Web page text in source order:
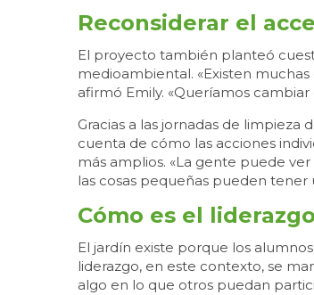
Reconsiderar el
El proyecto también planteó
medioambiental. «Existen
afirmó Emily. «Queríamos
Gracias a las jornadas de
cuenta de cómo las acciones
más amplios. «La gente puede
las cosas pequeñas pueden tener
Cómo es el liderazgo
El jardín existe porque los
liderazgo, en este contexto, se
algo en lo que otros puedan